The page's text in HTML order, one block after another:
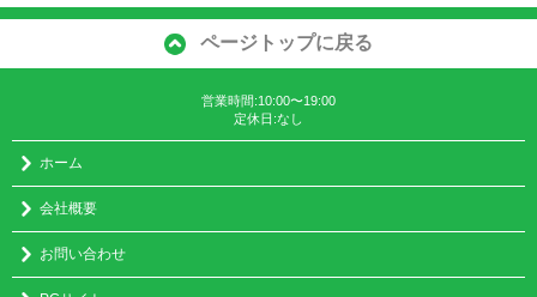
ページトップに戻る
営業時間:10:00〜19:00
定休日:なし
ホーム
会社概要
お問い合わせ